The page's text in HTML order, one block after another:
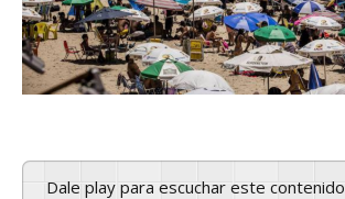
Dale play para escuchar este contenido